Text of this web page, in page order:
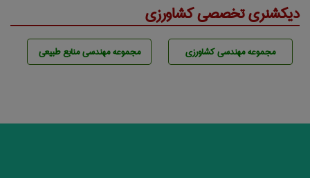
دیکشنری تخصصی کشاورزی
مجموعه مهندسی كشاورزی مجموعه مهندسی منابع طبيعی